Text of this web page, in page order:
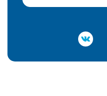
Подтвердить e-mail